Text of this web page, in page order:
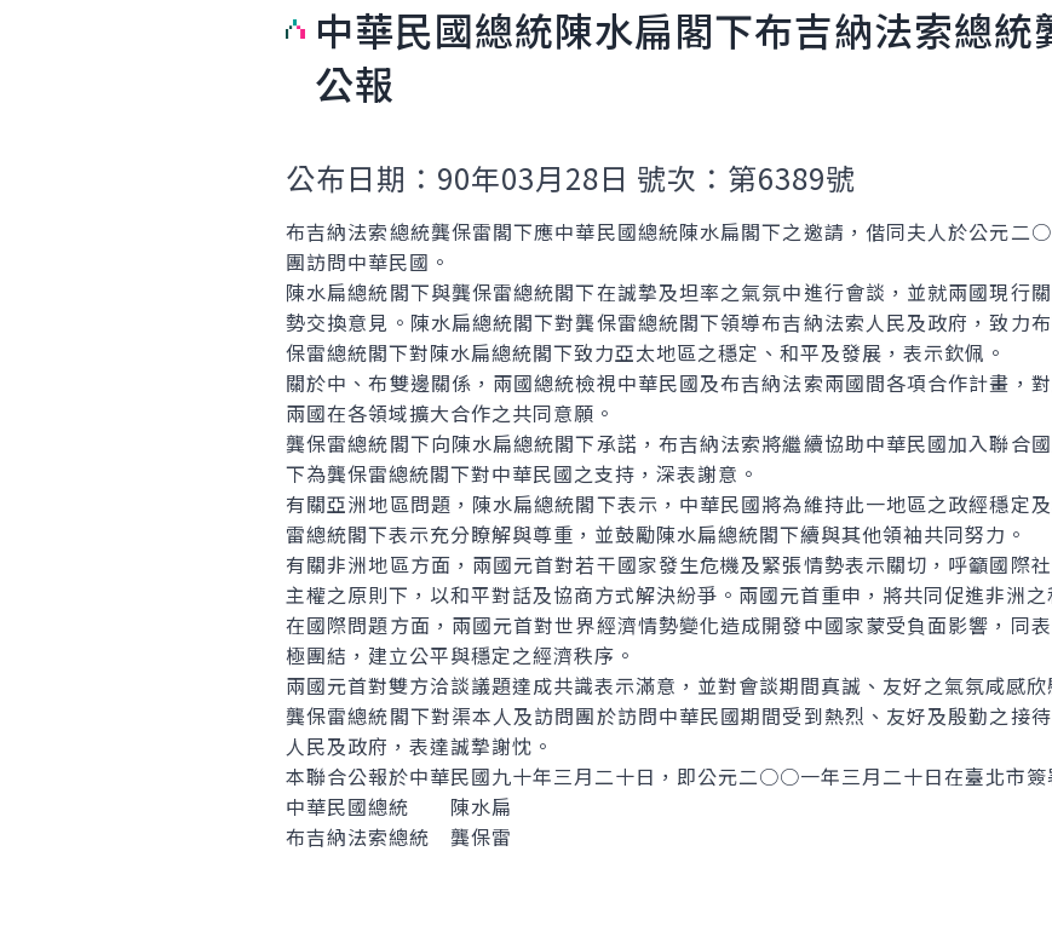
中華民國總統陳水扁閣下布吉納法索總統
公報
公布日期：90年03月28日 號次：第6389號
布吉納法索總統龔保雷閣下應中華民國總統陳水扁閣下之邀請，偕同夫人於公元
團訪問中華民國。
陳水扁總統閣下與龔保雷總統閣下在誠摯及坦率之氣氛中進行會談，並就兩國現行
勢交換意見。陳水扁總統閣下對龔保雷總統閣下領導布吉納法索人民及政府，致力
保雷總統閣下對陳水扁總統閣下致力亞太地區之穩定、和平及發展，表示欽佩。
關於中、布雙邊關係，兩國總統檢視中華民國及布吉納法索兩國間各項合作計畫，
兩國在各領域擴大合作之共同意願。
龔保雷總統閣下向陳水扁總統閣下承諾，布吉納法索將繼續協助中華民國加入聯合
下為龔保雷總統閣下對中華民國之支持，深表謝意。
有關亞洲地區問題，陳水扁總統閣下表示，中華民國將為維持此一地區之政經穩定
雷總統閣下表示充分瞭解與尊重，並鼓勵陳水扁總統閣下續與其他領袖共同努力。
有關非洲地區方面，兩國元首對若干國家發生危機及緊張情勢表示關切，呼籲國際
主權之原則下，以和平對話及協商方式解決紛爭。兩國元首重申，將共同促進非洲之
在國際問題方面，兩國元首對世界經濟情勢變化造成開發中國家蒙受負面影響，同
極團結，建立公平與穩定之經濟秩序。
兩國元首對雙方洽談議題達成共識表示滿意，並對會談期間真誠、友好之氣氛咸感欣
龔保雷總統閣下對渠本人及訪問團於訪問中華民國期間受到熱烈、友好及殷勤之接
人民及政府，表達誠摯謝忱。
本聯合公報於中華民國九十年三月二十日，即公元二○○一年三月二十日在臺北市簽
中華民國總統 陳水扁
布吉納法索總統 龔保雷